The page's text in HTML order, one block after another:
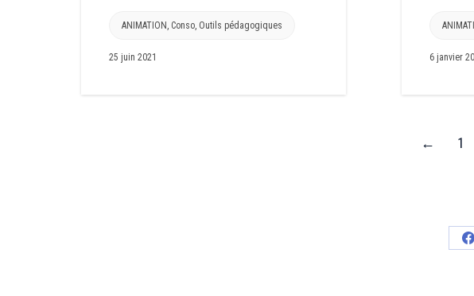
ANIMATION Conso Outils pédagogiques
25 juin 2021 6 janvier
← 1